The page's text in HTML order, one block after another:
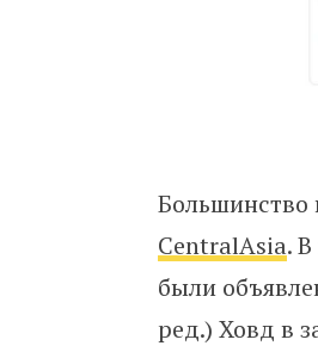
Большинство
CentralAsia.
были
ред.) Ховд в